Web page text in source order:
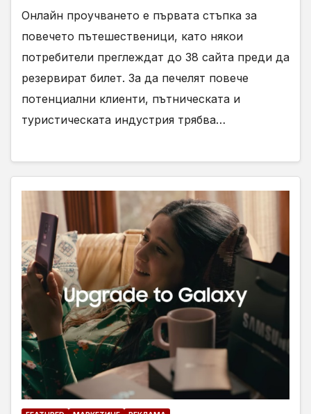
Онлайн проучването е първата стъпка за
повечето пътешественици, като някои
потребители преглеждат до 38 сайта преди да
резервират билет. За да печелят повече
потенциални клиенти, пътническата и
туристическата индустрия трябва…